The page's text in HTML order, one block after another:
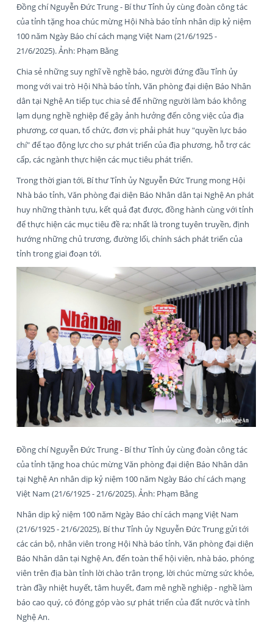
Đồng chí Nguyễn Đức Trung - Bí thư Tỉnh ủy cùng đoàn công tác
của tỉnh tặng hoa chúc mừng Hội Nhà báo tỉnh nhân dịp kỷ niệm
100 năm Ngày Báo chí cách mạng Việt Nam (21/6/1925 -
21/6/2025). Ảnh: Phạm Bằng
Chia sẻ những suy nghĩ về nghề báo, người đứng đầu Tỉnh ủy
mong với vai trò Hội Nhà báo tỉnh, Văn phòng đại diện Báo Nhân
dân tại Nghệ An tiếp tục chia sẻ để những người làm báo không
lạm dụng nghề nghiệp để gây ảnh hưởng đến công việc của địa
phương, cơ quan, tổ chức, đơn vị; phải phát huy "quyền lực báo
chí" để tạo động lực cho sự phát triển của địa phương, hỗ trợ các
cấp, các ngành thực hiện các mục tiêu phát triển.
Trong thời gian tới, Bí thư Tỉnh ủy Nguyễn Đức Trung mong Hội
Nhà báo tỉnh, Văn phòng đại diện Báo Nhân dân tại Nghệ An phát
huy những thành tựu, kết quả đạt được, đồng hành cùng với tỉnh
để thực hiện các mục tiêu đề ra; nhất là trong tuyên truyền, định
hướng những chủ trương, đường lối, chính sách phát triển của
tỉnh trong giai đoạn tới.
Đồng chí Nguyễn Đức Trung - Bí thư Tỉnh ủy cùng đoàn công tác
của tỉnh tặng hoa chúc mừng Văn phòng đại diện Báo Nhân dân
tại Nghệ An nhân dịp kỷ niệm 100 năm Ngày Báo chí cách mạng
Việt Nam (21/6/1925 - 21/6/2025). Ảnh: Phạm Bằng
Nhân dịp kỷ niệm 100 năm Ngày Báo chí cách mạng Việt Nam
(21/6/1925 - 21/6/2025), Bí thư Tỉnh ủy Nguyễn Đức Trung gửi tới
các cán bộ, nhân viên trong Hội Nhà báo tỉnh, Văn phòng đại diện
Báo Nhân dân tại Nghệ An, đến toàn thể hội viên, nhà báo, phóng
viên trên địa bàn tỉnh lời chào trân trọng, lời chúc mừng sức khỏe,
tràn đầy nhiệt huyết, tâm huyết, đam mê nghề nghiệp - nghề làm
báo cao quý, có đóng góp vào sự phát triển của đất nước và tỉnh
Nghệ An.